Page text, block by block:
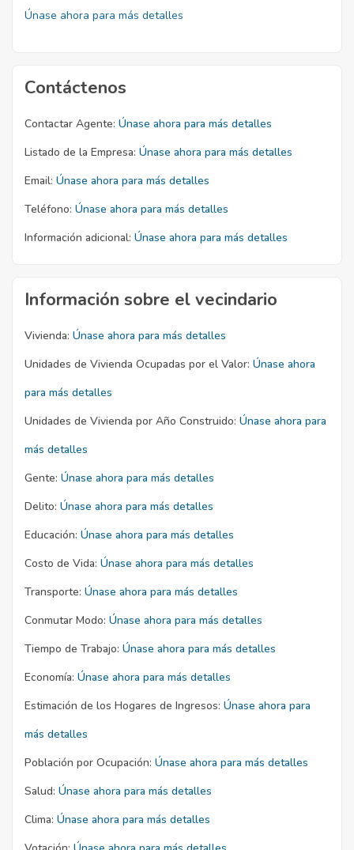
Únase ahora para más detalles
Contáctenos
Contactar Agente: Únase ahora para más detalles
Listado de la Empresa: Únase ahora para más detalles
Email: Únase ahora para más detalles
Teléfono: Únase ahora para más detalles
Información adicional: Únase ahora para más detalles
Información sobre el vecindario
Vivienda: Únase ahora para más detalles
Unidades de Vivienda Ocupadas por el Valor: Únase ahora
para más detalles
Unidades de Vivienda por Año Construido: Únase ahora para
más detalles
Gente: Únase ahora para más detalles
Delito: Únase ahora para más detalles
Educación: Únase ahora para más detalles
Costo de Vida: Únase ahora para más detalles
Transporte: Únase ahora para más detalles
Conmutar Modo: Únase ahora para más detalles
Tiempo de Trabajo: Únase ahora para más detalles
Economía: Únase ahora para más detalles
Estimación de los Hogares de Ingresos: Únase ahora para
más detalles
Población por Ocupación: Únase ahora para más detalles
Salud: Únase ahora para más detalles
Clima: Únase ahora para más detalles